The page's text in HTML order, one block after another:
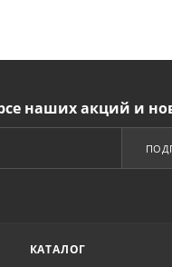
наших акций и
КАТАЛОГ